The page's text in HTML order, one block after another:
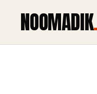
NOOMADIK.